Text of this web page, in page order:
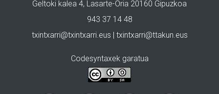
Geltoki kalea 4, Lasarte-Oria 20160 Gipuzkoa
943 37 14 48
txintxarri@txintxarri.eus | txintxarri@ttakun.eus
Codesyntaxek garatua